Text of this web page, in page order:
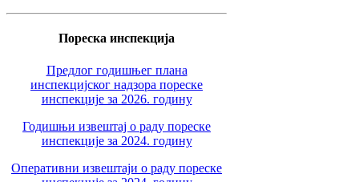
Пореска инспекција
Предлог годишњег плана
инспекцијског надзора пореске
инспекције за 2026. годину
Годишњи извештај о раду пореске
инспекције за 2024. годину
Оперативни извештаји о раду пореске